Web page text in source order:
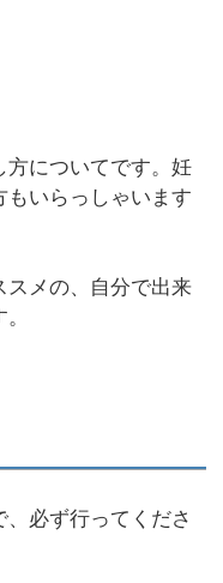
方についてです。妊
いらっしゃいます
スメの、自分で出来
必ず行ってくださ